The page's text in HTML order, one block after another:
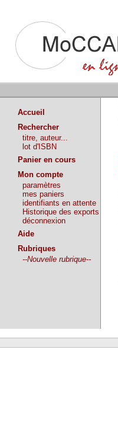
Accueil
Rechercher
titre, auteur...
lot d'ISBN
Panier en cours
Mon compte
paramètres
mes paniers
identifiants en attente
Historique des exports
déconnexion
Aide
Rubriques
--Nouvelle rubrique--